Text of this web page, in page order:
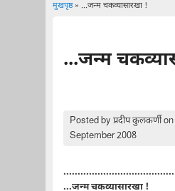
मुखपृष्ठ» ...जन्म चकव्यासारखा !
...जन्म
Posted byप्रदीप कुलकर्णीon
September 2008
.......................................
...जन्म चकव्यासारखा !